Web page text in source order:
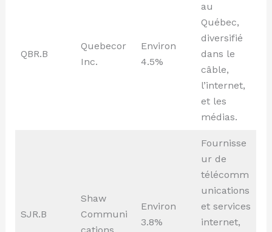
QBR.B
Quebecor
Inc.
Environ
4.5%
au
Québec,
diversifié
dans le
câble,
l’internet,
et les
médias.
SJR.B
Shaw
Communi
Environ
3.8%
Fournisse
ur de
télécomm
unications
et services
internet,